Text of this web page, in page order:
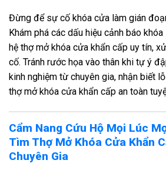
Đừng để sự cố khóa cửa làm gián
Khám phá các dấu hiệu cảnh báo
hệ thợ mở khóa cửa khẩn cấp uy tín,
cố. Tránh rước họa vào thân khi tự ý
kinh nghiệm từ chuyên gia, nhận biết
thợ mở khóa cửa khẩn cấp an toàn
Cẩm Nang Cứu Hộ Mọi Lúc
Tìm Thợ Mở Khóa Cửa Khẩn
Chuyên Gia